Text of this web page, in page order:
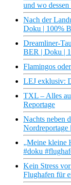
und wo
Nach der
Doku | 100%
Dreamliner-
BER | Doku |
Flamingos
LEJ exklusiv:
TXL – Alles
Reportage
Nachts neben
„Meine kleine
#doku
Kein Stress
Flughafen für